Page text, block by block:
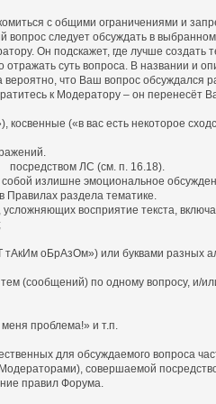
с общими ограничениями и
следует обсуждать в выбранном
Он подскажет, где лучше создать
суть вопроса. В названии и
что Ваш вопрос обсуждался
к Модератору – он
(«в вас есть некоторое
ЛС (см. п. 16.18).
излишне эмоциональное
раздела тематике.
восприятие текста,
оБрАзОм») или буквами разных
(сообщений) по одному вопросу, и/
проблема!» и т.п.
для обсуждаемого вопроса
совершаемой
правил Форума.